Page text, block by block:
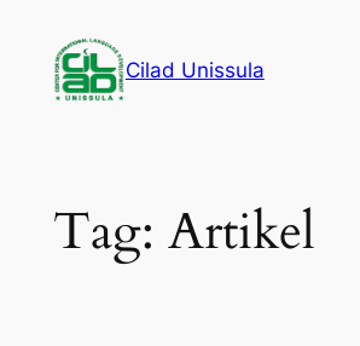
Cilad Unissula
Tag: Artikel